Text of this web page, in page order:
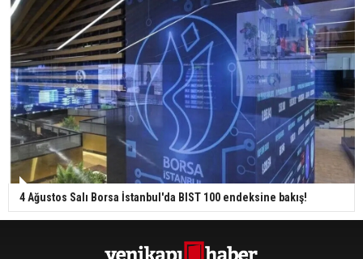
4 Ağustos Salı Borsa İstanbul'da BIST 100 endeksine bakış!